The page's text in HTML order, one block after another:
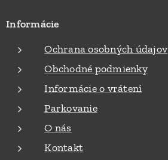
Informácie
Ochrana osobných údajov
Obchodné podmienky
Informácie o vrátení
Parkovanie
O nás
Kontakt